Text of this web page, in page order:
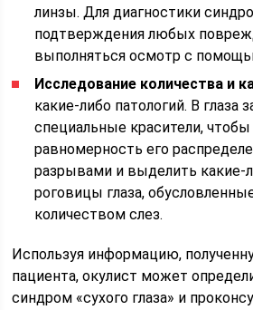
линзы. Для диагностики
подтверждения любых
выполняться осмотр с
Исследование количества и
какие-либо патологий. В глаза
специальные красители,
равномерность его
разрывами и выделить какие-
роговицы глаза,
количеством слез.
Используя информацию,
пациента, окулист может
синдром «сухого глаза» и